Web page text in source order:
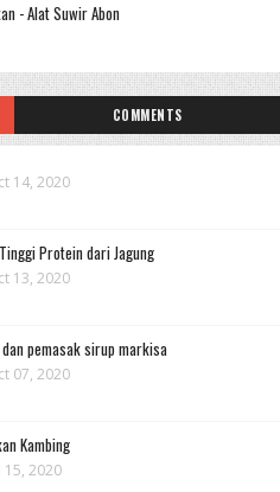
- Alat Suwir Abon
COMMENTS
14, 2020
Protein dari Jagung
13, 2020
pemasak sirup markisa
07, 2020
Kambing
15, 2020